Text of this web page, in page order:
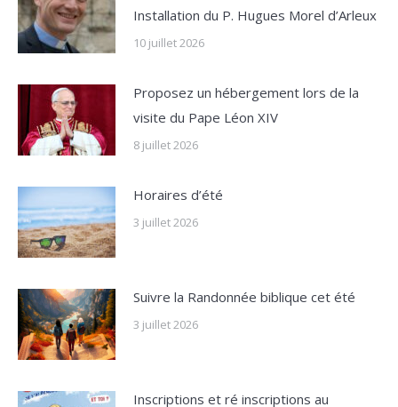
Installation du P. Hugues Morel d’Arleux
10 juillet 2026
Proposez un hébergement lors de la
visite du Pape Léon XIV
8 juillet 2026
Horaires d’été
3 juillet 2026
Suivre la Randonnée biblique cet été
3 juillet 2026
Inscriptions et ré inscriptions au